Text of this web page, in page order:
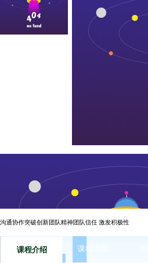
一群有爱心人士在给贫困山区的孩
将爱心人士的礼物成功送达贫困山
沟通协作突破创新团队精神团队信任 激发积极性
课程介绍 课程流程